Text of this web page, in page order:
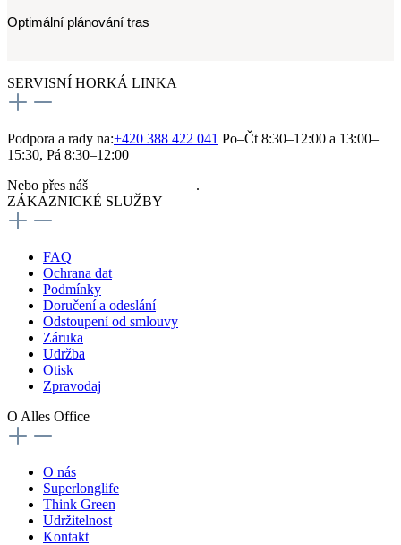
Optimální plánování tras
SERVISNÍ HORKÁ LINKA
Podpora a rady na:+420 388 422 041 Po–Čt 8:30–12:00 a 13:00–
15:30, Pá 8:30–12:00
Nebo přes náš
.
ZÁKAZNICKÉ SLUŽBY
FAQ
Ochrana dat
Podmínky
Doručení a odeslání
Odstoupení od smlouvy
Záruka
Udržba
Otisk
Zpravodaj
O Alles Office
O nás
Superlonglife
Think Green
Udržitelnost
Kontakt